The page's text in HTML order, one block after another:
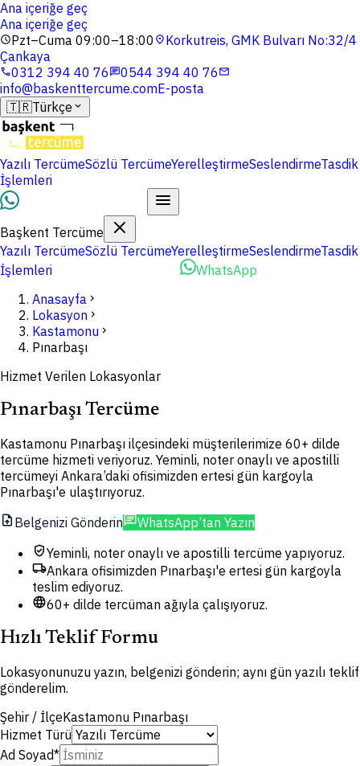
Ana içeriğe geç
Ana içeriğe geç
schedulePzt–Cuma 09:00–18:00 location_onKorkutreis, GMK Bulvarı No:32/4
Çankaya
phone0312 394 40 76chat0544 394 40 76mail
info@baskenttercume.comE-posta
🇹🇷Türkçe expand_more
Yazılı TercümeSözlü TercümeYerelleştirmeSeslendirmeTasdik
İşlemleri
Başkent Tercüme
Yazılı TercümeSözlü TercümeYerelleştirmeSeslendirmeTasdik
İşlemleri
WhatsApp
Anasayfa chevron_right
Lokasyon chevron_right
Kastamonu chevron_right
Pınarbaşı
Hizmet Verilen Lokasyonlar
Pınarbaşı Tercüme
Kastamonu Pınarbaşı ilçesindeki müşterilerimize 60+ dilde
tercüme hizmeti veriyoruz. Yeminli, noter onaylı ve apostilli
tercümeyi Ankara’daki ofisimizden ertesi gün kargoyla
Pınarbaşı'e ulaştırıyoruz.
upload_file Belgenizi GönderinchatWhatsApp’tan Yazın
verified_userYeminli, noter onaylı ve apostilli tercüme yapıyoruz.
local_shippingAnkara ofisimizden Pınarbaşı'e ertesi gün kargoyla
teslim ediyoruz.
language60+ dilde tercüman ağıyla çalışıyoruz.
Hızlı Teklif Formu
Lokasyonunuzu yazın, belgenizi gönderin; aynı gün yazılı teklif
gönderelim.
Şehir / İlçeKastamonu Pınarbaşı
Hizmet Türü
Ad Soyad*